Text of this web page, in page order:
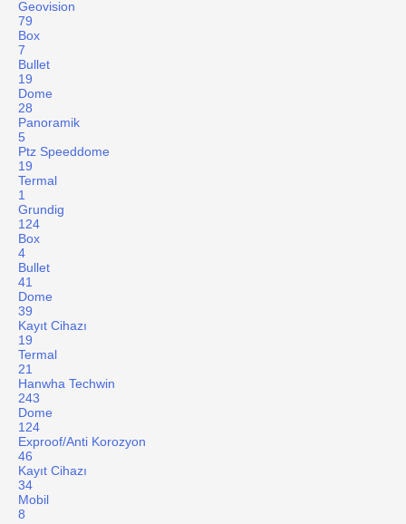
Geovision
79
Box
7
Bullet
19
Dome
28
Panoramik
5
Ptz Speeddome
19
Termal
1
Grundig
124
Box
4
Bullet
41
Dome
39
Kayıt Cihazı
19
Termal
21
Hanwha Techwin
243
Dome
124
Exproof/Anti Korozyon
46
Kayıt Cihazı
34
Mobil
8